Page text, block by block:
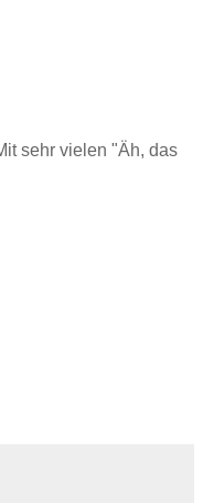
sehr vielen "Äh, das